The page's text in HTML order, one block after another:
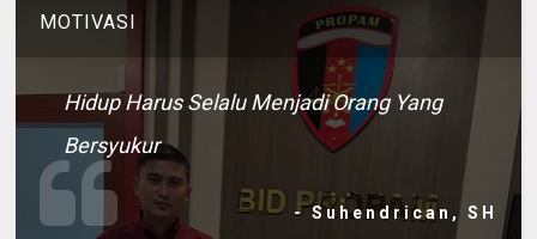
MOTIVASI
Hidup Harus Selalu Menjadi Orang Yang
Bersyukur
- Suhendrican, SH